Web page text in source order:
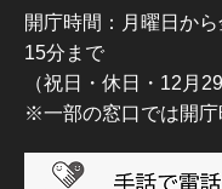
開庁時間：月曜日か
15分まで
（祝日・休日・12月
※一部の窓口では開庁